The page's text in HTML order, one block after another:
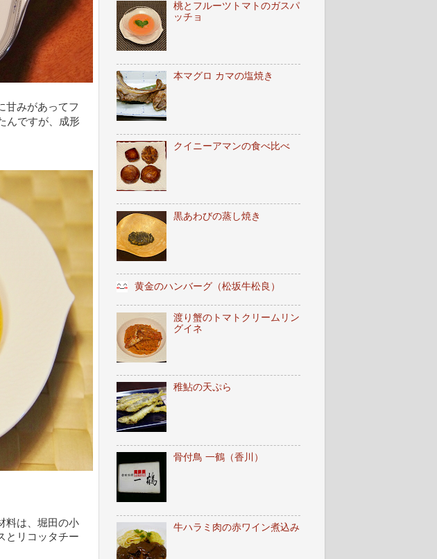
甘みがあってフ
んですが、成形
料は、堀田の小
とリコッタチー
桃とフルーツトマトのガスパ
ッチョ
本マグロ カマの塩焼き
クイニーアマンの食べ比べ
黒あわびの蒸し焼き
黄金のハンバーグ（松坂牛松良）
渡り蟹のトマトクリームリン
グイネ
稚鮎の天ぷら
骨付鳥 一鶴（香川）
牛ハラミ肉の赤ワイン煮込み